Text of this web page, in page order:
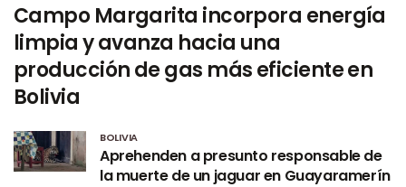
Campo Margarita incorpora energía
limpia y avanza hacia una
producción de gas más eficiente en
Bolivia
BOLIVIA
Aprehenden a presunto responsable de
la muerte de un jaguar en Guayaramerín